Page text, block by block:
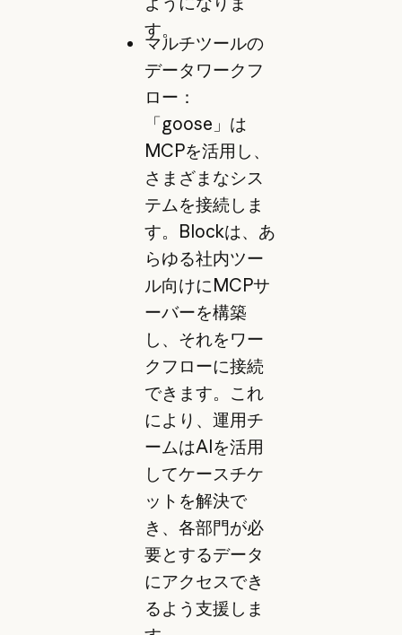
す。
マルチツールの
データワークフ
ロー：
「goose」は
MCPを活用し、
さまざまなシス
テムを接続しま
す。Blockは、あ
らゆる社内ツー
ル向けにMCPサ
ーバーを構築
し、それをワー
クフローに接続
できます。これ
により、運用チ
ームはAIを活用
してケースチケ
ットを解決で
き、各部門が必
要とするデータ
にアクセスでき
るよう支援しま